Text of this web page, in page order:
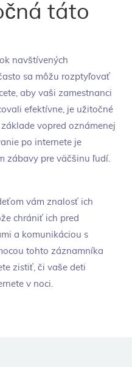
táto
navštívených
sa môžu rozptyľovať
aby vaši zamestnanci
efektívne, je užitočné
vopred oznámenej
po internete je
zábavy pre väčšinu ľudí.
vám znalosť ich
chrániť ich pred
a komunikáciou s
tohto záznamníka
zistiť, či vaše deti
v noci.